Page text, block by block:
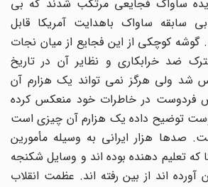
ساواک فجایعی مرتکب شدند که بی
سابقه ساواک باهدایت آمریکا قابل
کوچکی از این فجایع از میان نجات
ضد خرابکاری و نظایر آن در تاریخ
ولی هرگز نمی تواند یک هزارم آن
فردوست در خاطرات خود منعکس کرده
توضیح داده یک هزارم آن چیزی است
صدها هزار ایرانی به وسیله مأمورین
تعلیم دهنده بوده اند و وسایل شکنجه
اند از بین رفته اند. عظمت انقلاب